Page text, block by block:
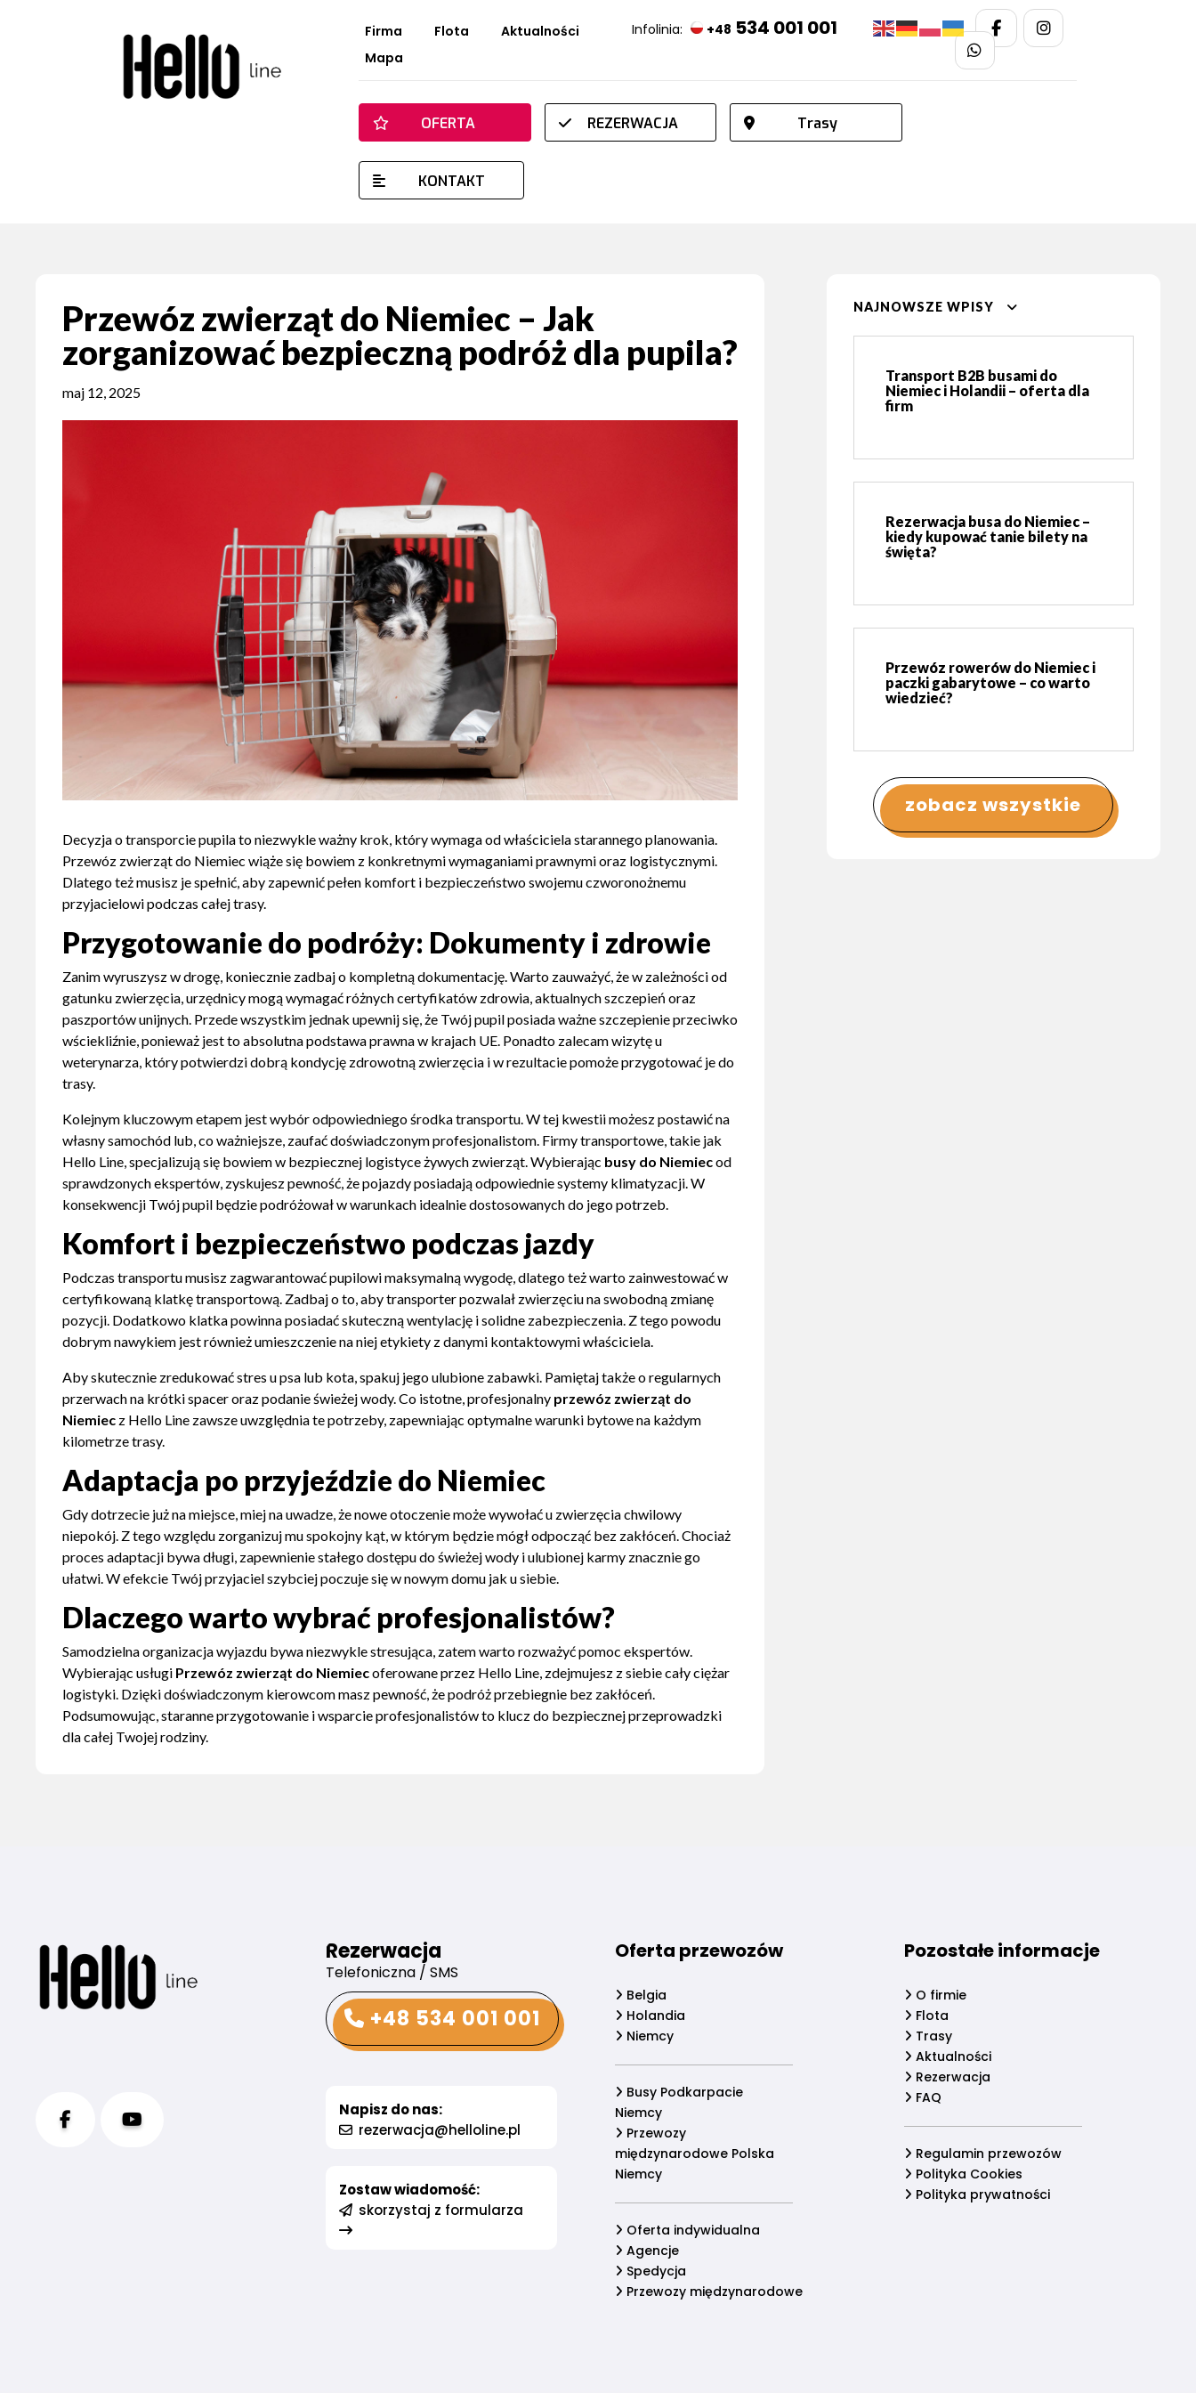
Firma Flota
Aktualności
Mapa
Infolinia: +48 534 001 001
OFERTA REZERWACJA Trasy
KONTAKT
Przewóz zwierząt do Niemiec – Jak
zorganizować bezpieczną podróż dla pupila?
maj 12, 2025
Decyzja o transporcie pupila to niezwykle ważny krok, który wymaga od właściciela starannego planowania.
Przewóz zwierząt do Niemiec wiąże się bowiem z konkretnymi wymaganiami prawnymi oraz logistycznymi.
Dlatego też musisz je spełnić, aby zapewnić pełen komfort i bezpieczeństwo swojemu czworonożnemu
przyjacielowi podczas całej trasy.
Przygotowanie do podróży: Dokumenty i zdrowie
Zanim wyruszysz w drogę, koniecznie zadbaj o kompletną dokumentację. Warto zauważyć, że w zależności od
gatunku zwierzęcia, urzędnicy mogą wymagać różnych certyfikatów zdrowia, aktualnych szczepień oraz
paszportów unijnych. Przede wszystkim jednak upewnij się, że Twój pupil posiada ważne szczepienie przeciwko
wściekliźnie, ponieważ jest to absolutna podstawa prawna w krajach UE. Ponadto zalecam wizytę u
weterynarza, który potwierdzi dobrą kondycję zdrowotną zwierzęcia i w rezultacie pomoże przygotować je do
trasy.
Kolejnym kluczowym etapem jest wybór odpowiedniego środka transportu. W tej kwestii możesz postawić na
własny samochód lub, co ważniejsze, zaufać doświadczonym profesjonalistom. Firmy transportowe, takie jak
Hello Line, specjalizują się bowiem w bezpiecznej logistyce żywych zwierząt. Wybierając busy do Niemiecod
sprawdzonych ekspertów, zyskujesz pewność, że pojazdy posiadają odpowiednie systemy klimatyzacji. W
konsekwencji Twój pupil będzie podróżował w warunkach idealnie dostosowanych do jego potrzeb.
Komfort i bezpieczeństwo podczas jazdy
Podczas transportu musisz zagwarantować pupilowi maksymalną wygodę, dlatego też warto zainwestować w
certyfikowaną klatkę transportową. Zadbaj o to, aby transporter pozwalał zwierzęciu na swobodną zmianę
pozycji. Dodatkowo klatka powinna posiadać skuteczną wentylację i solidne zabezpieczenia. Z tego powodu
dobrym nawykiem jest również umieszczenie na niej etykiety z danymi kontaktowymi właściciela.
Aby skutecznie zredukować stres u psa lub kota, spakuj jego ulubione zabawki. Pamiętaj także o regularnych
przerwach na krótki spacer oraz podanie świeżej wody. Co istotne, profesjonalny przewóz zwierząt do
Niemiec z Hello Line zawsze uwzględnia te potrzeby, zapewniając optymalne warunki bytowe na każdym
kilometrze trasy.
Adaptacja po przyjeździe do Niemiec
Gdy dotrzecie już na miejsce, miej na uwadze, że nowe otoczenie może wywołać u zwierzęcia chwilowy
niepokój. Z tego względu zorganizuj mu spokojny kąt, w którym będzie mógł odpocząć bez zakłóceń. Chociaż
proces adaptacji bywa długi, zapewnienie stałego dostępu do świeżej wody i ulubionej karmy znacznie go
ułatwi. W efekcie Twój przyjaciel szybciej poczuje się w nowym domu jak u siebie.
Dlaczego warto wybrać profesjonalistów?
Samodzielna organizacja wyjazdu bywa niezwykle stresująca, zatem warto rozważyć pomoc ekspertów.
Wybierając usługi Przewóz zwierząt do Niemiecoferowane przez Hello Line, zdejmujesz z siebie cały ciężar
logistyki. Dzięki doświadczonym kierowcom masz pewność, że podróż przebiegnie bez zakłóceń.
Podsumowując, staranne przygotowanie i wsparcie profesjonalistów to klucz do bezpiecznej przeprowadzki
dla całej Twojej rodziny.
NAJNOWSZE WPISY
Transport B2B busami do
Niemiec i Holandii – oferta dla
firm
Rezerwacja busa do Niemiec –
kiedy kupować tanie bilety na
święta?
Przewóz rowerów do Niemiec i
paczki gabarytowe – co warto
wiedzieć?
zobacz wszystkie
Rezerwacja
Telefoniczna / SMS
+48 534 001 001
Napisz do nas:
rezerwacja@helloline.pl
Zostaw wiadomość:
skorzystaj z formularza
Oferta przewozów
Belgia
Holandia
Niemcy
Busy Podkarpacie
Niemcy
Przewozy
międzynarodowe Polska
Niemcy
Oferta indywidualna
Agencje
Spedycja
Przewozy międzynarodowe
Pozostałe informacje
O firmie
Flota
Trasy
Aktualności
Rezerwacja
FAQ
Regulamin przewozów
Polityka Cookies
Polityka prywatności